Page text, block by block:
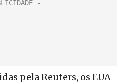
pela Reuters, os EUA